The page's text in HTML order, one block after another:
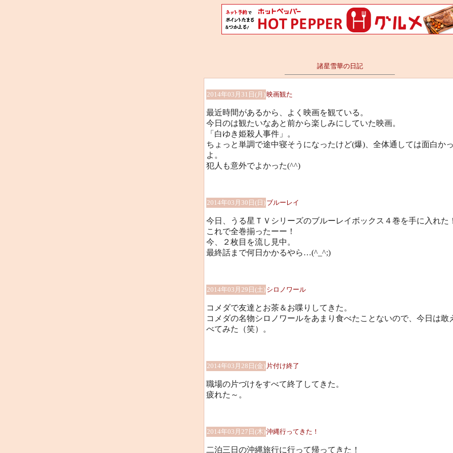
諸星雪華の日記
2014年03月31日(月)映画観た
最近時間があるから、よく映画を観ている。
今日のは観たいなあと前から楽しみにしていた映画。
「白ゆき姫殺人事件」。
ちょっと単調で途中寝そうになったけど(爆)、全体通しては面白か
よ。
犯人も意外でよかった(^^)
2014年03月30日(日) ブルーレイ
今日、うる星ＴＶシリーズのブルーレイボックス４巻を手に入れた
これで全巻揃ったーー！
今、２枚目を流し見中。
最終話まで何日かかるやら…(^_^;)
2014年03月29日(土) シロノワール
コメダで友達とお茶＆お喋りしてきた。
コメダの名物シロノワールをあまり食べたことないので、今日は敢
べてみた（笑）。
2014年03月28日(金) 片付け終了
職場の片づけをすべて終了してきた。
疲れた～。
2014年03月27日(木)沖縄行ってきた！
二泊三日の沖縄旅行に行って帰ってきた！